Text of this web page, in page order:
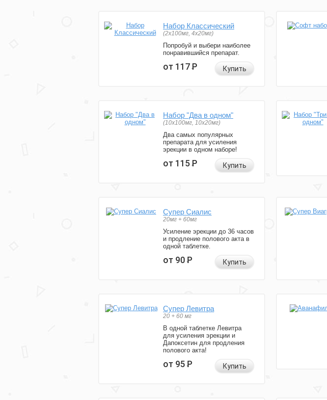
Набор Классический
(2x100мг, 4x20мг)
Попробуй и выбери наиболее
понравившийся препарат.
от 117Р Купить
Набор "Два в одном"
(10x100мг, 10x20мг)
Два самых популярных
препарата для усиления
эрекции в одном наборе!
от 115Р Купить
Супер Сиалис
20мг + 60мг
Усиление эрекции до 36 часов
и продление полового акта в
одной таблетке.
от 90Р Купить
Супер Левитра
20 + 60 мг
В одной таблетке Левитра
для усиления эрекции и
Дапоксетин для продления
полового акта!
от 95Р Купить